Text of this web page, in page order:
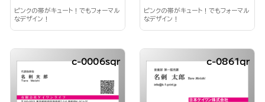
ピンクの帯がキュート！でもフォーマル
なデザイン！
ピンクの帯がキュート！でもフォーマル
なデザイン！
c-0006sqr c-0861qr